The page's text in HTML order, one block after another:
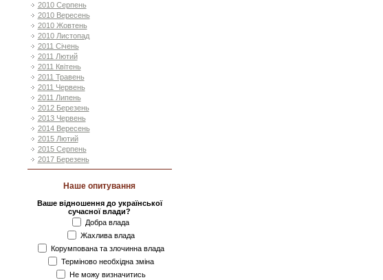
2010 Серпень
2010 Вересень
2010 Жовтень
2010 Листопад
2011 Січень
2011 Лютий
2011 Квітень
2011 Травень
2011 Червень
2011 Липень
2012 Березень
2013 Червень
2014 Вересень
2015 Лютий
2015 Серпень
2017 Березень
Наше опитування
Ваше відношення до української
сучасної влади?
Добра влада
Жахлива влада
Корумпована та злочинна влада
Терміново необхідна зміна
Не можу визначитись